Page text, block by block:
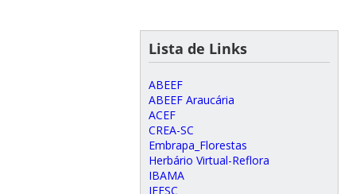
Lista de Links
ABEEF
ABEEF Araucária
ACEF
CREA-SC
Embrapa_Florestas
Herbário Virtual-Reflora
IBAMA
IFFSC